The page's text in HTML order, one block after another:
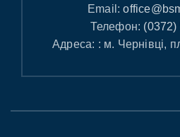
Email:
Телефон: (0372)
Адреса: : м. Чернівці,